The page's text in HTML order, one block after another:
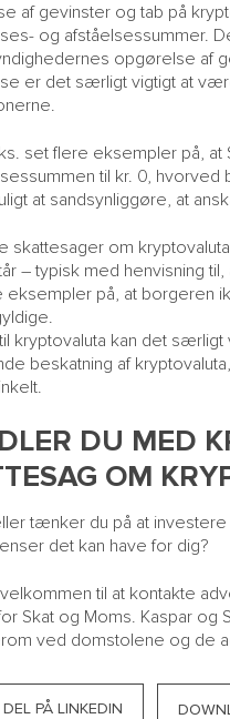
af gevinster og tab på
og afståelsessummer.
opgørelse af
er det særligt vigtigt at
set flere eksempler på,
til kr. 0,
at sandsynliggøre, at
skattesager om
– typisk med henvisning
eksempler på, at borgeren
kryptovaluta kan det
beskatning af
DU MED
OM
tænker du på at
det kan have for dig?
til at kontakte
Skat og Moms. Kaspar
ved domstolene og de
DEL PÅ LINKEDIN